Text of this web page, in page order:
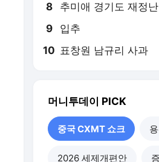
8 추미애 경기도 재정난
9 입추
10 표창원 남규리 사과
머니투데이 PICK
중국 CXMT 쇼크
2026 세제개편안